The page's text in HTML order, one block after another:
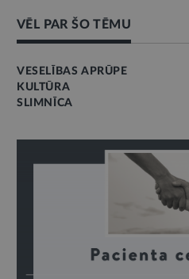
VĒL PAR ŠO TĒMU
VESELĪBAS APRŪPE
KULTŪRA
SLIMNĪCA